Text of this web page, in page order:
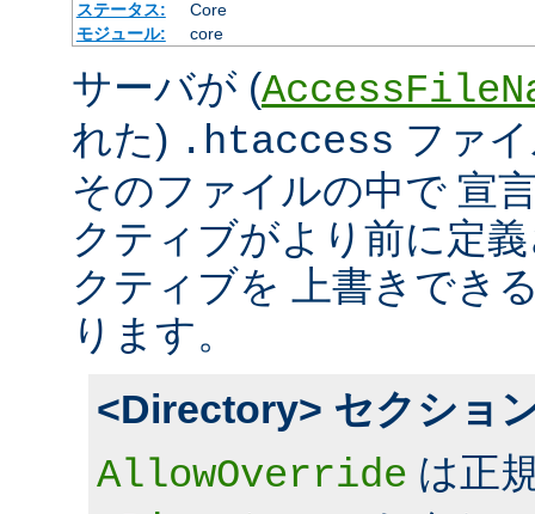
ステータス:
Core
モジュール:
core
サーバが (
れた) .htaccess ファ
そのファイルの中で 宣
クティブがより前に定
クティブを 上書きでき
ります。
<Directory> セクショ
AllowOverride は正